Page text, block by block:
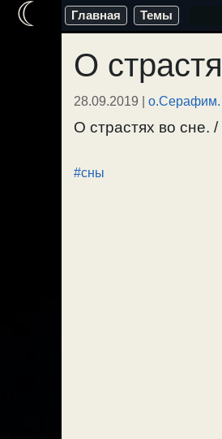
Перейти
содержимому
Главная Темы
О
28.09.2019 | о.Серафим.
О страстях во сне.
#сны
☾